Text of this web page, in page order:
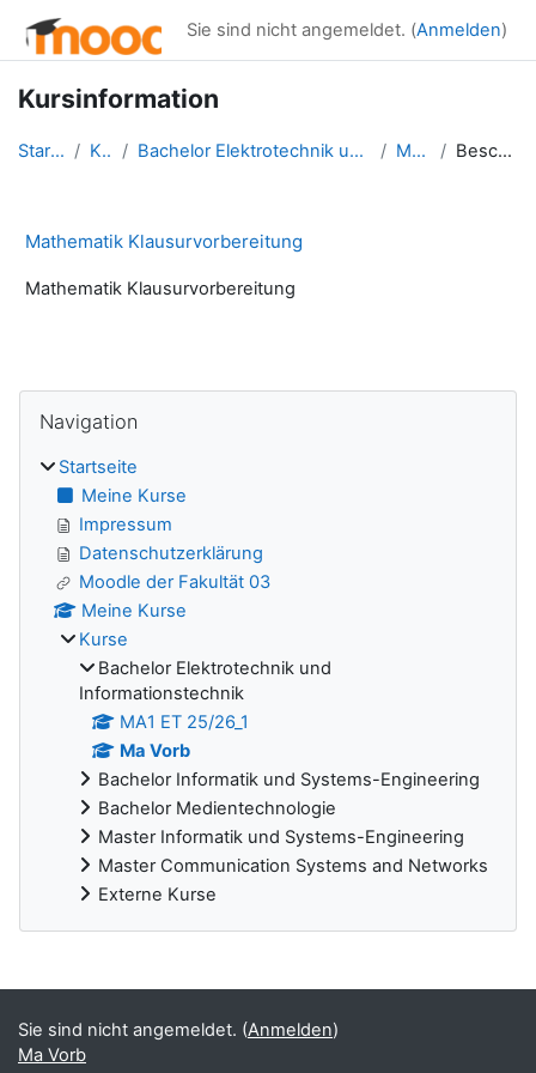
Sie sind nicht angemeldet. (Anmelden)
Kursinformation
Startseite Kurse Bachelor Elektrotechnik und Informationstechnik Ma Vorb Beschreibung
Mathematik Klausurvorbereitung
Mathematik Klausurvorbereitung
Blöcke
Navigation
Startseite
Meine Kurse
Impressum
Datenschutzerklärung
Moodle der Fakultät 03
Meine Kurse
Kurse
Bachelor Elektrotechnik und
Informationstechnik
MA1 ET 25/26_1
Ma Vorb
Bachelor Informatik und Systems-Engineering
Bachelor Medientechnologie
Master Informatik und Systems-Engineering
Master Communication Systems and Networks
Externe Kurse
Ergänzungsblöcke
Sie sind nicht angemeldet. (Anmelden)
Ma Vorb